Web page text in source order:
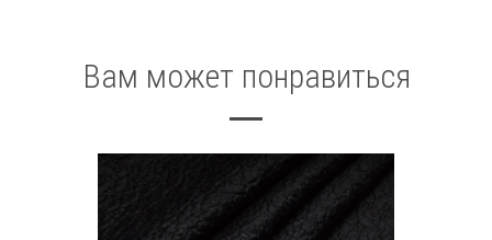
Вам может понравиться